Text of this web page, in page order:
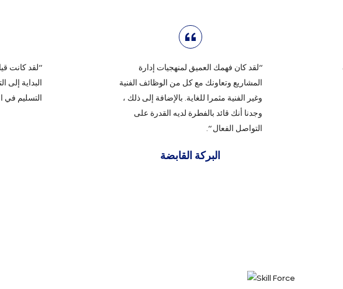
“لقد كان فهمك العميق لمنهجيات إدارة
المشاريع وتعاونك مع كل من الوظائف الفنية
وغير الفنية مثمرا للغاية. بالإضافة إلى ذلك ،
وجدنا أنك قائد بالفطرة لديه القدرة على
التواصل الفعال “.
البركة القابضة
“لقد كانت
البداية
التسليم في